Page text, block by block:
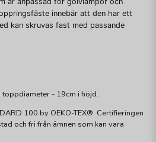
innebär att den har ett
kan skruvas fast med passande
- 19cm i höjd.
100 by OEKO-TEX®. Certifieringen
och fri från ämnen som kan vara